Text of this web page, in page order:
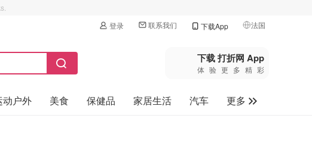
登录 联系我们 下载App 法国
🇺🇸美国
🇨🇳中国
🇨🇦加拿大
下载 打折网 App
体验更多精彩
动户外 美食 保健品 家居生活 汽车
更多